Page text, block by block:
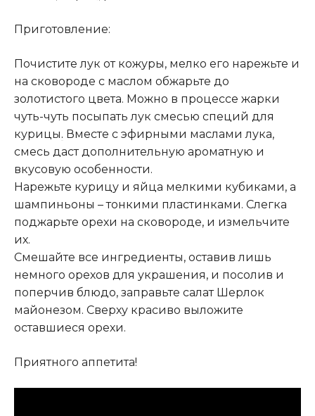
Приготовление:
Почистите лук от кожуры, мелко его нарежьте и
на сковороде с маслом обжарьте до
золотистого цвета. Можно в процессе жарки
чуть-чуть посыпать лук смесью специй для
курицы. Вместе с эфирными маслами лука,
смесь даст дополнительную ароматную и
вкусовую особенности.
Нарежьте курицу и яйца мелкими кубиками, а
шампиньоны – тонкими пластинками. Слегка
поджарьте орехи на сковороде, и измельчите
их.
Смешайте все ингредиенты, оставив лишь
немного орехов для украшения, и посолив и
поперчив блюдо, заправьте салат Шерлок
майонезом. Сверху красиво выложите
оставшиеся орехи.
Приятного аппетита!